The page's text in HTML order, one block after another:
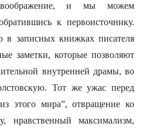
воображение, и мы можем
к первоисточнику.
записных книжках писателя
заметки, которые позволяют
внутренней драмы, во
Тот же ужас перед
этого мира”, отвращение ко
нравственный максимализм,